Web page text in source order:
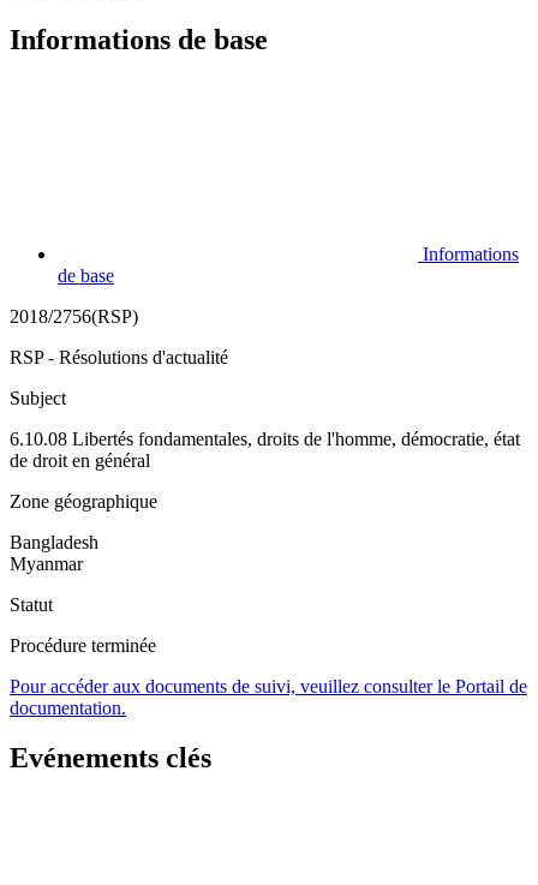
Informations de base
Informations
de base
2018/2756(RSP)
RSP - Résolutions d'actualité
Subject
6.10.08 Libertés fondamentales, droits de l'homme, démocratie, état
de droit en général
Zone géographique
Bangladesh
Myanmar
Statut
Procédure terminée
Pour accéder aux documents de suivi, veuillez consulter le Portail de
documentation.
Evénements clés